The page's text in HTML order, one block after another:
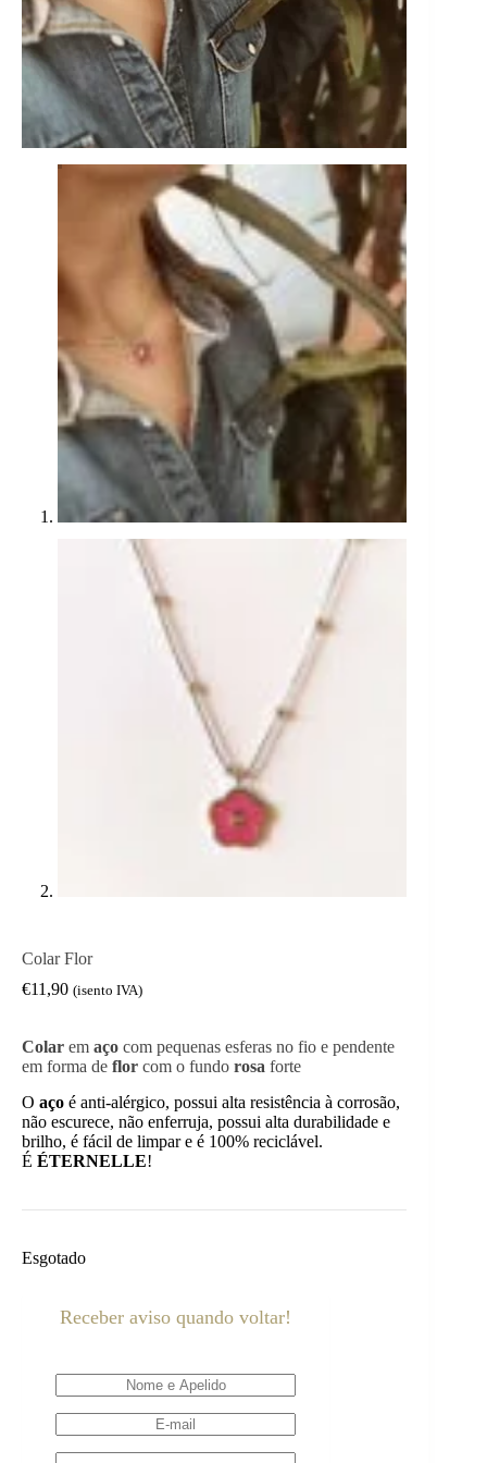
Colar Flor
€11,90 (isento IVA)
Colar em aço com pequenas esferas no fio e pendente
em forma de flor com o fundo rosa forte
O aço é anti-alérgico, possui alta resistência à corrosão,
não escurece, não enferruja, possui alta durabilidade e
brilho, é fácil de limpar e é 100% reciclável.
É ÉTERNELLE!
Esgotado
Receber aviso quando voltar!